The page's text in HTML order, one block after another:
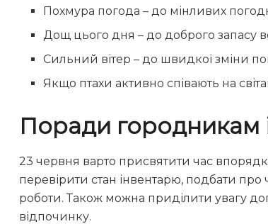
Похмура погода – до мінливих
Дощ цього дня – до доброго запасу
Сильний вітер – до швидкої зміни
Якщо птахи активно співають на
Поради городникам
23 червня варто присвятити час
перевірити стан інвентарю, подбати про
роботи. Також можна приділити увагу
відпочинку.